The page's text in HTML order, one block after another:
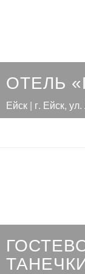
ОТЕЛЬ
Ейск | г. Ейск,